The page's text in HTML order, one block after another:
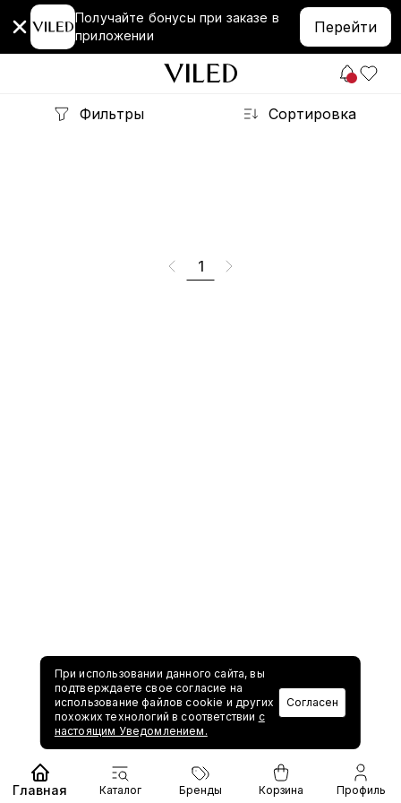
Получайте бонусы при заказе в
приложении
Перейти
Фильтры Сортировка
1
При использовании данного сайта, вы
подтверждаете свое согласие на
использование файлов cookie и других
похожих технологий в соответствии с
настоящим Уведомлением.
Согласен
Главная Каталог Бренды Корзина Профиль